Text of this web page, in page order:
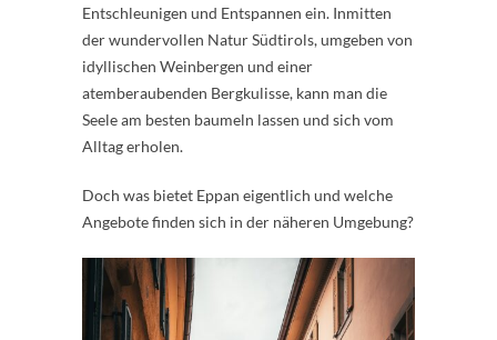
Entschleunigen und Entspannen ein. Inmitten
der wundervollen Natur Südtirols, umgeben von
idyllischen Weinbergen und einer
atemberaubenden Bergkulisse, kann man die
Seele am besten baumeln lassen und sich vom
Alltag erholen.
Doch was bietet Eppan eigentlich und welche
Angebote finden sich in der näheren Umgebung?